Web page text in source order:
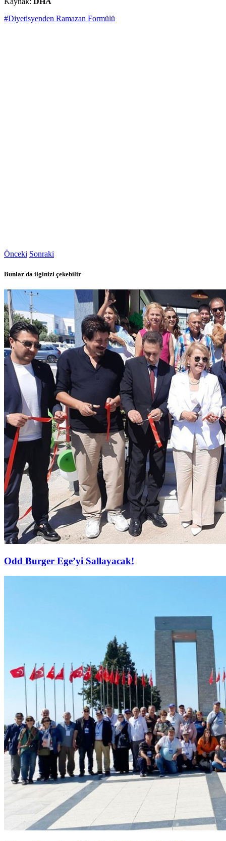
#Diyetisyenden Ramazan Formülü
Önceki Sonraki
Bunlar da ilginizi çekebilir
Odd Burger Ege’yi Sallayacak!